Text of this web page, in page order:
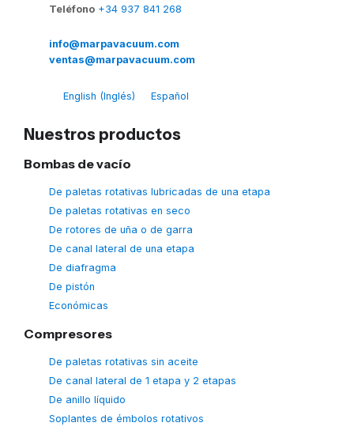
Teléfono +34 937 841 268
info@marpavacuum.com
ventas@marpavacuum.com
English (Inglés) Español
Nuestros productos
Bombas de vacío
De paletas rotativas lubricadas de una etapa
De paletas rotativas en seco
De rotores de uña o de garra
De canal lateral de una etapa
De diafragma
De pistón
Económicas
Compresores
De paletas rotativas sin aceite
De canal lateral de 1 etapa y 2 etapas
De anillo líquido
Soplantes de émbolos rotativos